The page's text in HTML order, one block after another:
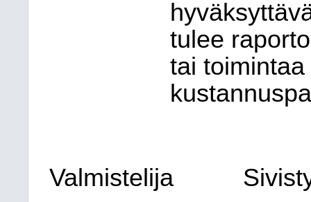
tulee
tai
Valmistelija